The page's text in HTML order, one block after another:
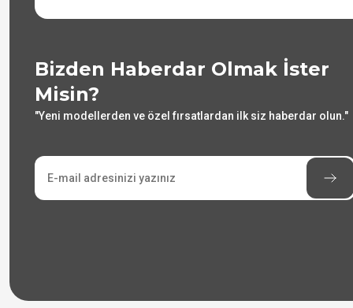
Bizden Haberdar Olmak İster
Misin?
"Yeni modellerden ve özel fırsatlardan ilk siz haberdar olun."